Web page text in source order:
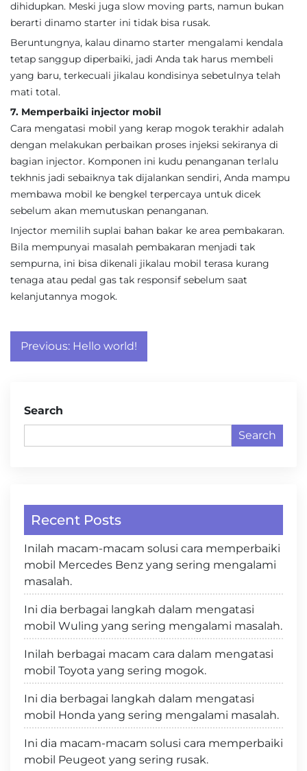
dihidupkan. Meski juga slow moving parts, namun bukan
berarti dinamo starter ini tidak bisa rusak.
Beruntungnya, kalau dinamo starter mengalami kendala
tetap sanggup diperbaiki, jadi Anda tak harus membeli
yang baru, terkecuali jikalau kondisinya sebetulnya telah
mati total.
7. Memperbaiki injector mobil
Cara mengatasi mobil yang kerap mogok terakhir adalah
dengan melakukan perbaikan proses injeksi sekiranya di
bagian injector. Komponen ini kudu penanganan terlalu
tekhnis jadi sebaiknya tak dijalankan sendiri, Anda mampu
membawa mobil ke bengkel terpercaya untuk dicek
sebelum akan memutuskan penanganan.
Injector memilih suplai bahan bakar ke area pembakaran.
Bila mempunyai masalah pembakaran menjadi tak
sempurna, ini bisa dikenali jikalau mobil terasa kurang
tenaga atau pedal gas tak responsif sebelum saat
kelanjutannya mogok.
Post
navigation
Previous: Hello world!
Search
Search
Recent Posts
Inilah macam-macam solusi cara memperbaiki
mobil Mercedes Benz yang sering mengalami
masalah.
Ini dia berbagai langkah dalam mengatasi
mobil Wuling yang sering mengalami masalah.
Inilah berbagai macam cara dalam mengatasi
mobil Toyota yang sering mogok.
Ini dia berbagai langkah dalam mengatasi
mobil Honda yang sering mengalami masalah.
Ini dia macam-macam solusi cara memperbaiki
mobil Peugeot yang sering rusak.